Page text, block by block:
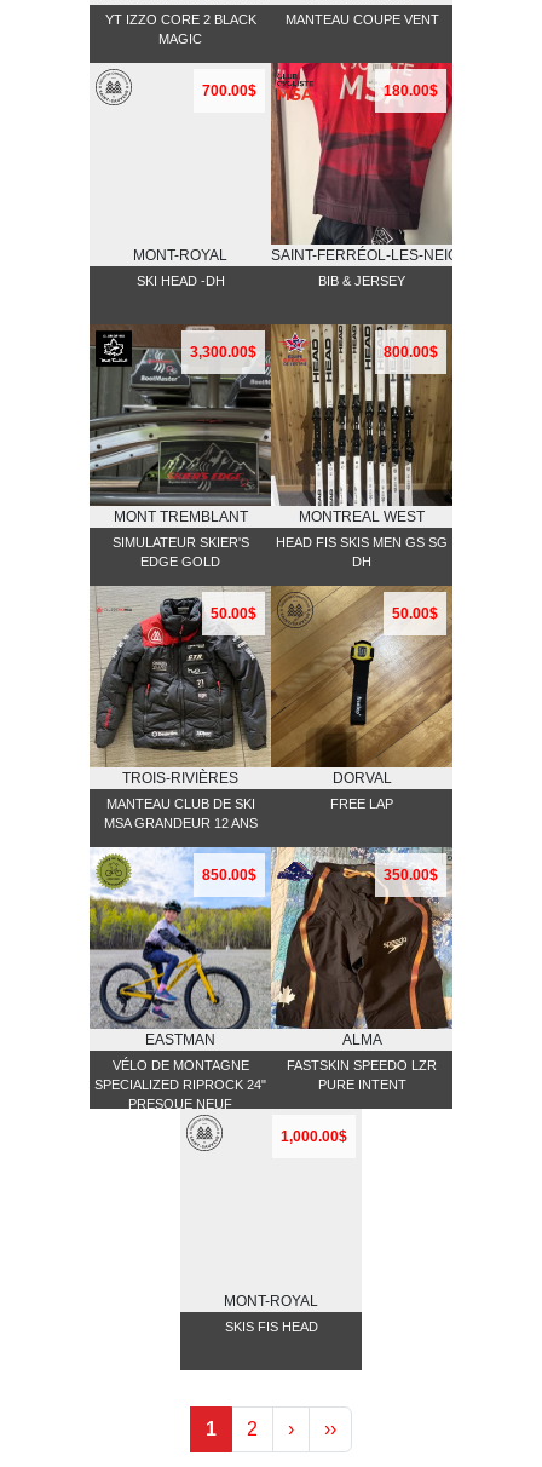
YT IZZO CORE 2 BLACK
MAGIC
MANTEAU COUPE VENT
700.00$
MONT-ROYAL
SKI HEAD -DH
180.00$
SAINT-FERRÉOL-LES-NEIGES
BIB & JERSEY
3,300.00$
MONT TREMBLANT
SIMULATEUR SKIER'S
EDGE GOLD
800.00$
MONTREAL WEST
HEAD FIS SKIS MEN GS SG
DH
50.00$
TROIS-RIVIÈRES
MANTEAU CLUB DE SKI
MSA GRANDEUR 12 ANS
50.00$
DORVAL
FREE LAP
850.00$
EASTMAN
VÉLO DE MONTAGNE
SPECIALIZED RIPROCK 24"
PRESQUE NEUF
350.00$
ALMA
FASTSKIN SPEEDO LZR
PURE INTENT
1,000.00$
MONT-ROYAL
SKIS FIS HEAD
1 2 › ››